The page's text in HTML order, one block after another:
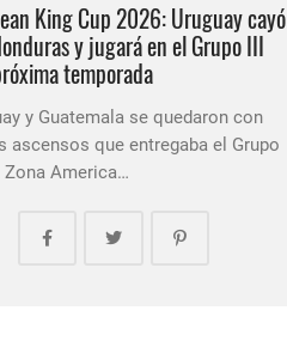
King Cup 2026: Uruguay cayó
y jugará en el Grupo III
temporada
y Guatemala se quedaron con
ascensos que entregaba el Grupo
Zona America…